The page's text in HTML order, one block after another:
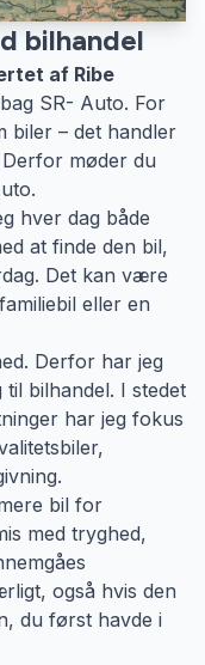
bilhandel
af Ribe
SR- Auto. For
biler – det handler
møder du
hver dag både
at finde den bil,
Det kan være
eller en
Derfor har jeg
bilhandel. I stedet
har jeg fokus
bil for
med tryghed,
også hvis den
du først havde i